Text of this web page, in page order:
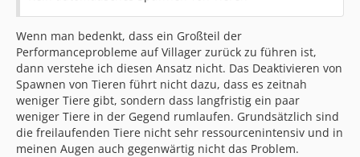
gesagt merken, dass Minecraft zwar vieles kann aber
definitiv kein Multitasking. Während viele Spiele in der
Küche gleichzeitig drei Gänge zubereiten können, ist
Minecraft die Person, die schon beim Reis kochen
überfordert ist. Da wir nicht die Möglichkeit haben
Minecraft das Kochen beizubringen, können wir am
Ende des Tage quasi nur besseren Reis kaufen. Besserer
Reis ist in diesem Fall eine bessere CPU mit einer
höheren Single-Core-Leistung.
Wenn man bedenkt, dass ein Großteil der
Performanceprobleme auf Villager zurück zu führen ist,
dann verstehe ich diesen Ansatz nicht. Das Deaktivieren von
Spawnen von Tieren führt nicht dazu, dass es zeitnah
weniger Tiere gibt, sondern dass langfristig ein paar
weniger Tiere in der Gegend rumlaufen. Grundsätzlich sind
die freilaufenden Tiere nicht sehr ressourcenintensiv und in
meinen Augen auch gegenwärtig nicht das Problem.